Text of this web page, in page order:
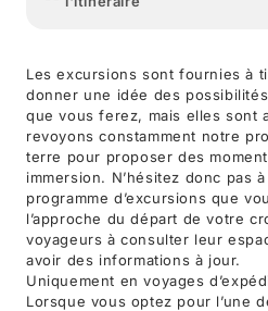
Les excursions sont fournies à
donner une idée des
que vous ferez, mais elles sont
revoyons constamment notre
terre pour proposer des
immersion. N’hésitez donc pas
programme d’excursions que
l’approche du départ de votre
voyageurs à consulter leur
avoir des informations à jour.
Uniquement en voyages
Lorsque vous optez pour l’une